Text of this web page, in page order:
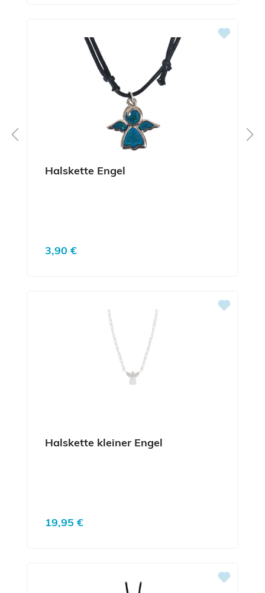
Halskette Engel
Regulärer Preis:
3,90 €
Halskette kleiner Engel
Regulärer Preis:
19,95 €